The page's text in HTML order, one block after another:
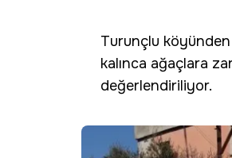
Turunçlu köyünden
kalınca ağaçlara
değerlendiriliyor.